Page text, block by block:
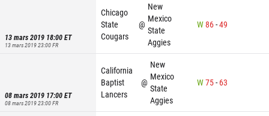
13 mars 2019 18:00ET
13 mars 2019 23:00FR
Chicago
State
Cougars
@
New
Mexico
State
Aggies
W86-49
08 mars 2019 17:00ET
08 mars 2019 23:00FR
California
Baptist
Lancers
@
New
Mexico
State
Aggies
W75- 63